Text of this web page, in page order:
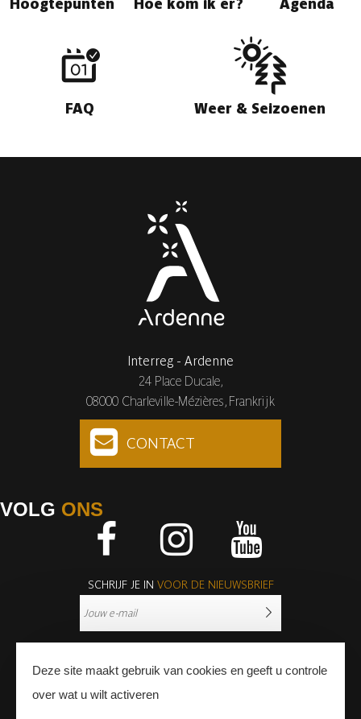
Hoogtepunten Hoe kom ik er? Agenda
FAQ Weer & Seizoenen
Interreg - Ardenne
24 Place Ducale,
08000 Charleville-Mézières, Frankrijk
CONTACT
VOLG ONS
SCHRIJF JE IN VOOR DE NIEUWSBRIEF
Deze site maakt gebruik van cookies en geeft u controle
over wat u wilt activeren